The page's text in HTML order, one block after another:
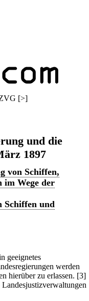
[>]
und die
1897
von Schiffen,
im Wege der
Schiffen und
geeignetes
werden
hierüber zu erlassen. [3]